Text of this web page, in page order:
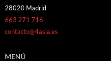
28020 Madrid
663 271 716
contacto@4asia.es
MENÚ